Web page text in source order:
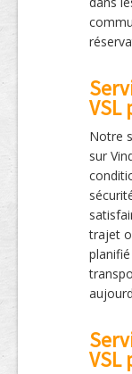
VSL
Notre
sur
trajet
VSL